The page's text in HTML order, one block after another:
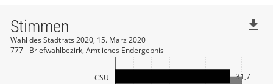
CSU 31,7
Stimmen
Wahl des Stadtrats 2020, 15. März 2020
777 - Briefwahlbezirk, Amtliches Endergebnis
file_download